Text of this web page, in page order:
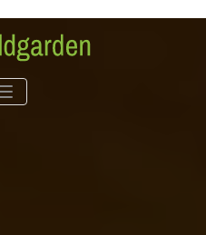
blaeldgarden.se – Allt du
vill veta om trädgård
TOGGLE
NAVIGATION